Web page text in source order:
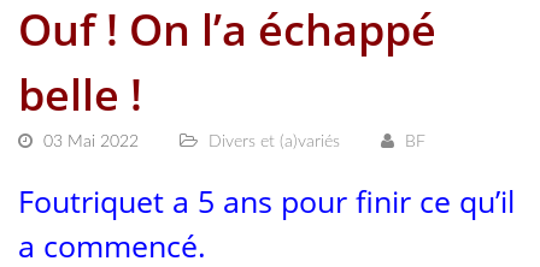
Ouf ! On l’a échappé
belle !
03 Mai 2022 Divers et (a)variés BF
Foutriquet a 5 ans pour finir ce qu’il
a commencé.